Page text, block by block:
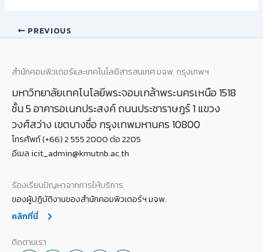
PREVIOUS
สำนักคอมพิวเตอร์และเทคโนโลยีสารสนเทศ มจพ. กรุงเทพฯ
มหาวิทยาลัยเทคโนโลยีพระจอมเกล้าพระนครเหนือ 1518
ชั้น 5 อาคารอเนกประสงค์ ถนนประชาราษฎร์ 1 แขวง
วงศ์สว่าง เขตบางซื่อ กรุงเทพมหานคร 10800
โทรศัพท์ (+66) 2 555 2000 ต่อ 2205
อีเมล icit_admin@kmutnb.ac.th
ร้องเรียนปัญหาจากการให้บริการ
ของผู้ปฏิบัติงานของสำนักคอมพิวเตอร์ฯ มจพ.
คลิกที่นี่
ติดตามเรา